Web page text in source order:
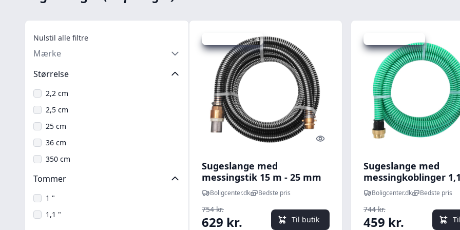
Nulstil alle filtre
Mærke
Størrelse
2,2 cm
2,5 cm
25 cm
36 cm
350 cm
Tommer
1 "
1,1 "
Udsalg - spar 16 %
Quick look
Sugeslange med
messingstik 15 m - 25 mm
(sort)
Boligcenter.dk Bedste pris
754 kr.
629 kr. Til butik
Sugeslange med
messingkoblinger
- PVC, grøn
Boligcenter.dk Bedste pris
744 kr.
459 kr.